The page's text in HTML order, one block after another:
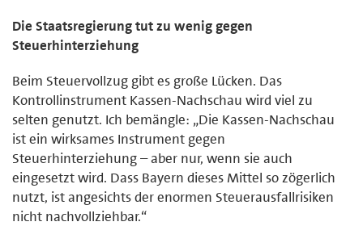
Die Staatsregierung tut zu wenig gegen
Steuerhinterziehung
Beim Steuervollzug gibt es große Lücken. Das
Kontrollinstrument Kassen-Nachschau wird viel zu
selten genutzt. Ich bemängle: „Die Kassen-Nachschau
ist ein wirksames Instrument gegen
Steuerhinterziehung – aber nur, wenn sie auch
eingesetzt wird. Dass Bayern dieses Mittel so zögerlich
nutzt, ist angesichts der enormen Steuerausfallrisiken
nicht nachvollziehbar.“